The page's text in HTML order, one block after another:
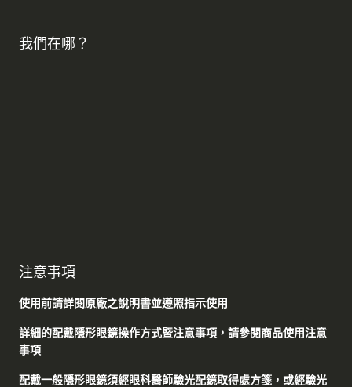
我們在哪？
注意事項
使用前請詳閱原廠之說明書並遵照指示使用
詳細的配戴隱形眼鏡操作方式暨注意事項，請參閱商品使用注意
事項
配戴一般隱形眼鏡須經眼科醫師驗光配鏡取得處方箋，或經驗光